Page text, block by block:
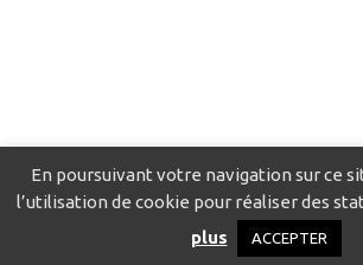
Catalogue pour localiser les fournisseurs
Politique de confidentialité
En poursuivant votre navigation sur ce
l’utilisation de cookie pour réaliser des
plus
ACCEPTER